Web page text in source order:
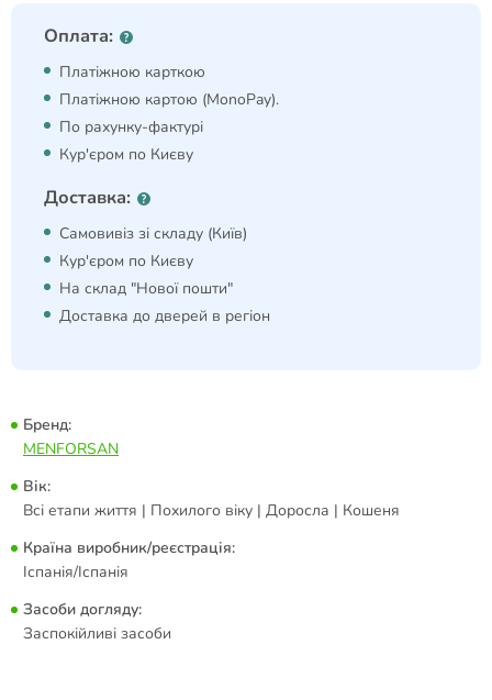
Оплата:
Платіжною карткою
Платіжною картою (MonoPay).
По рахунку-фактурі
Кур'єром по Києву
Доставка:
Самовивіз зі складу (Київ)
Кур'єром по Києву
На склад "Нової пошти"
Доставка до дверей в регіон
Бренд:
MENFORSAN
Вік:
Всі етапи життя | Похилого віку | Доросла | Кошеня
Країна виробник/реєстрація:
Іспанія/Іспанія
Засоби догляду:
Заспокійливі засоби